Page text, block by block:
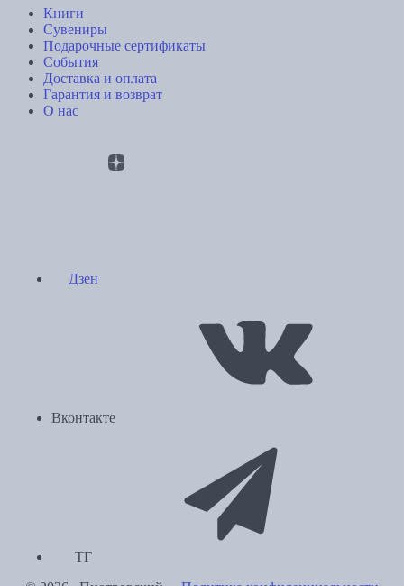
Книги
Сувениры
Подарочные сертификаты
События
Доставка и оплата
Гарантия и возврат
О нас
Дзен
Вконтакте
ТГ